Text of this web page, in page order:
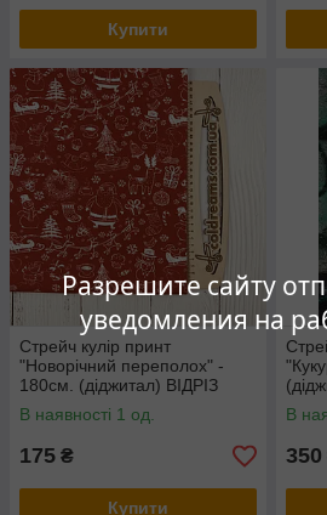
Разрешите сайту
уведомления на
Купити
Стрейч кулір принт
"Новорічний переполох" -
180см. (діджитал) ВІДРІЗ
0,5м
В наявності 1 од.
175 ₴
Купити
В
350